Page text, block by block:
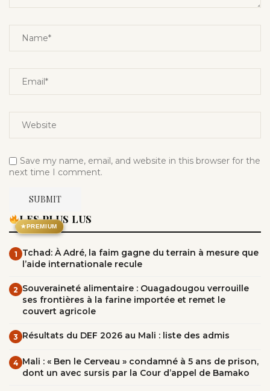
Save my name, email, and website in this browser for the
next time I comment.
★PREMIUM
LES PLUS LUS
1
Tchad: À Adré, la faim gagne du terrain à mesure que
l’aide internationale recule
2 Souveraineté alimentaire : Ouagadougou verrouille
ses frontières à la farine importée et remet le
couvert agricole
3 Résultats du DEF 2026 au Mali : liste des admis
4 Mali : « Ben le Cerveau » condamné à 5 ans de prison,
dont un avec sursis par la Cour d’appel de Bamako